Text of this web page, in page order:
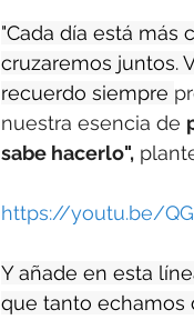
"Cada día está más
cruzaremos juntos.
recuerdo siempre
nuestra esencia de
sabe hacerlo",
https://youtu.be/
Y añade en esta
que tanto echamos